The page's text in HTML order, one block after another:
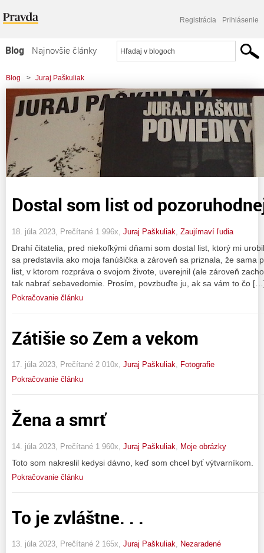
Registrácia Prihlásenie
Blog
Najnovšie články
Najčítanejšie články
Najkomentovanejšie články
Zoznam blogov
Komerčné blogy
Blog > Juraj Paškuliak
Dostal som list od
18. júla 2023, Prečítané 1 996x, Juraj Paškuliak Zaujímaví ľudia
Drahí čitatelia, pred niekoľkými dňami som dostal list, ktorý mi
sa predstavila ako moja fanúšička a zároveň sa priznala, že sama
list, v ktorom rozpráva o svojom živote, uverejnil (ale zároveň
tak nabrať sebavedomie. Prosím, povzbuďte ju, ak sa vám to čo
Pokračovanie článku
Zátišie so Zem a vekom
17. júla 2023, Prečítané 2 010x, Juraj Paškuliak, Fotografie
Pokračovanie článku
Žena a smrť
14. júla 2023, Prečítané 1 960x, Juraj Paškuliak Moje obrázky
Toto som nakreslil kedysi dávno, keď som chcel byť výtvarníkom.
Pokračovanie článku
To je zvláštne. . .
13. júla 2023, Prečítané 2 165x, Juraj Paškuliak, Nezaradené